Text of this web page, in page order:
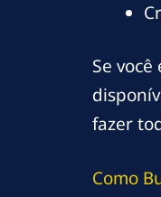
Se
fazer
Como